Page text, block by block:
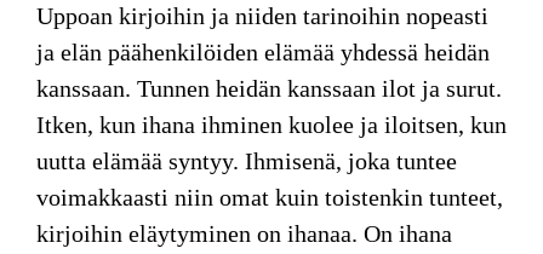
Uppoan kirjoihin ja niiden tarinoihin nopeasti
ja elän päähenkilöiden elämää yhdessä heidän
kanssaan. Tunnen heidän kanssaan ilot ja surut.
Itken, kun ihana ihminen kuolee ja iloitsen, kun
uutta elämää syntyy. Ihmisenä, joka tuntee
voimakkaasti niin omat kuin toistenkin tunteet,
kirjoihin eläytyminen on ihanaa. On ihana